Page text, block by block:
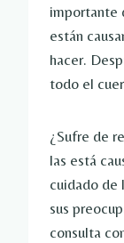
importante
están
hacer.
todo el
¿Sufre de
las está
cuidado de
sus
consulta